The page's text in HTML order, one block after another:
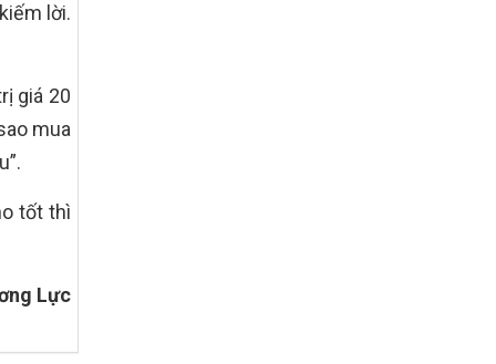
lời.
giá 20
mua
tốt thì
Lực